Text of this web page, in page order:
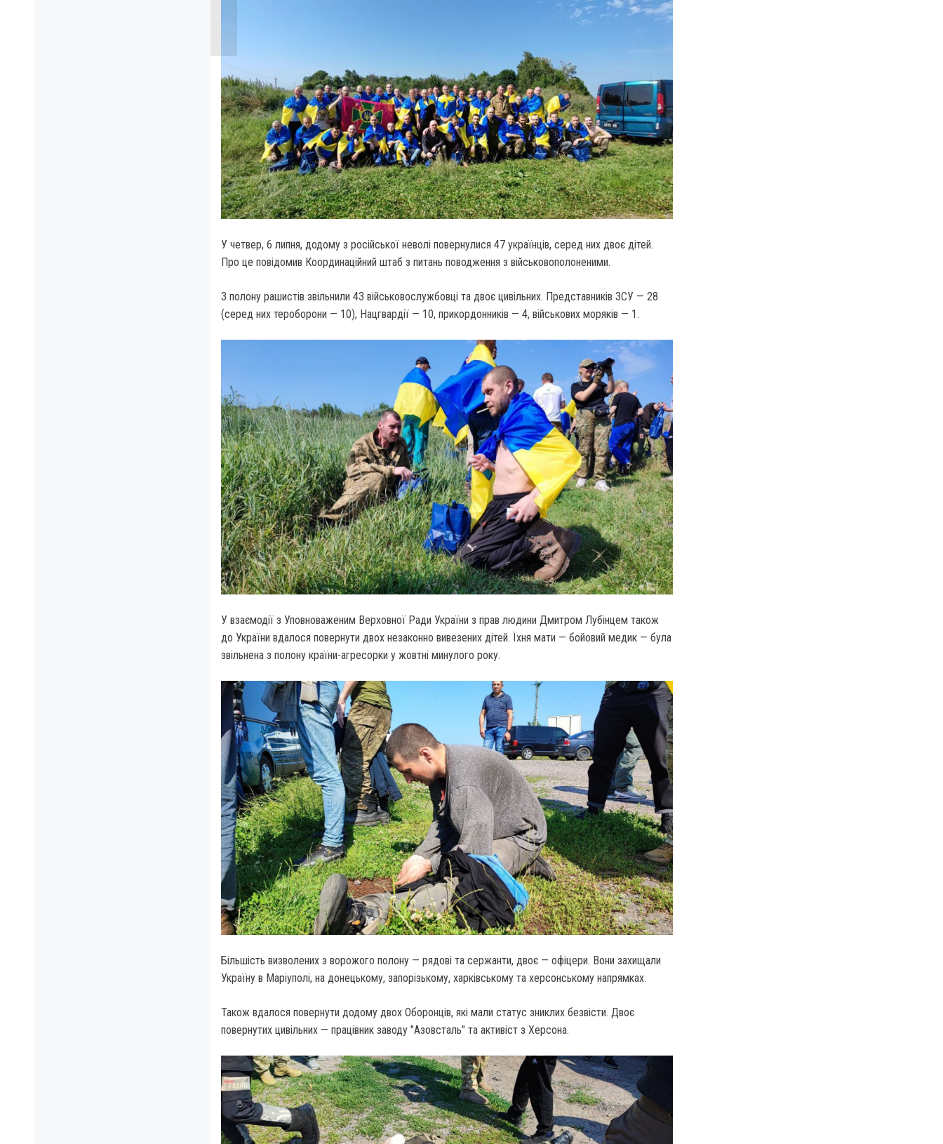
У четвер, 6 липня, додому з російської неволі повернулися 47 українців, серед них двоє дітей.
Про це повідомив Координаційний штаб з питань поводження з військовополоненими.
З полону рашистів звільнили 43 військовослужбовці та двоє цивільних. Представників ЗСУ — 28
(серед них тероборони — 10), Нацгвардії — 10, прикордонників — 4, військових моряків — 1.
У взаємодії з Уповноваженим Верховної Ради України з прав людини Дмитром Лубінцем також
до України вдалося повернути двох незаконно вивезених дітей. Їхня мати — бойовий медик — була
звільнена з полону країни-агресорки у жовтні минулого року.
Більшість визволених з ворожого полону — рядові та сержанти, двоє — офіцери. Вони захищали
Україну в Маріуполі, на донецькому, запорізькому, харківському та херсонському напрямках.
Також вдалося повернути додому двох Оборонців, які мали статус зниклих безвісти. Двоє
повернутих цивільних — працівник заводу "Азовсталь" та активіст з Херсона.